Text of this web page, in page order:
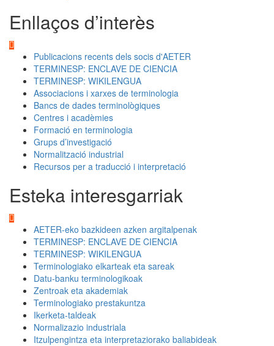
Enllaços d’interès
Publicacions recents dels socis d'AETER
TERMINESP: ENCLAVE DE CIENCIA
TERMINESP: WIKILENGUA
Associacions i xarxes de terminologia
Bancs de dades terminològiques
Centres i acadèmies
Formació en terminologia
Grups d’investigació
Normalització industrial
Recursos per a traducció i interpretació
Esteka interesgarriak
AETER-eko bazkideen azken argitalpenak
TERMINESP: ENCLAVE DE CIENCIA
TERMINESP: WIKILENGUA
Terminologiako elkarteak eta sareak
Datu-banku terminologikoak
Zentroak eta akademiak
Terminologiako prestakuntza
Ikerketa-taldeak
Normalizazio industriala
Itzulpengintza eta interpretaziorako baliabideak